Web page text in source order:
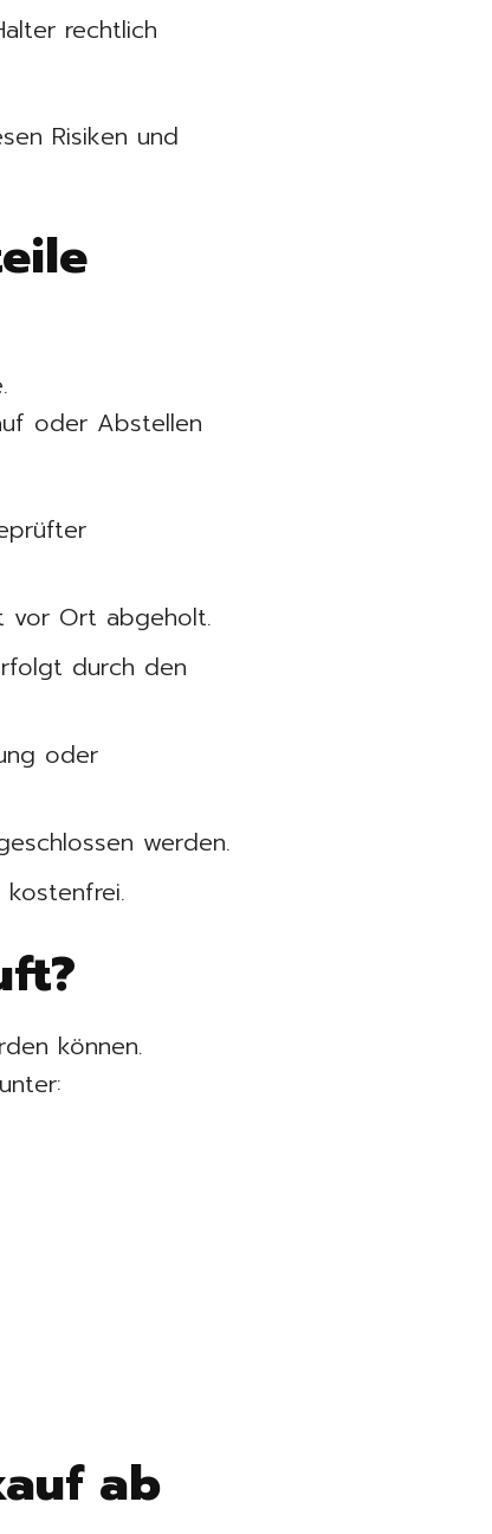
rechtlich
Risiken und
oder Abstellen
vor Ort abgeholt.
durch den
oder
werden.
können.
ab